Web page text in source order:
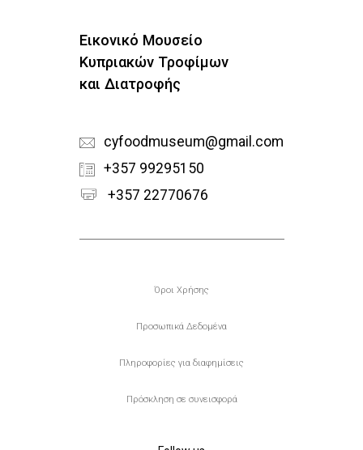
Εικονικό Μουσείο
Κυπριακών Τροφίμων
και Διατροφής
cyfoodmuseum@gmail.com
+357 99295150
+357 22770676
Υποσέλιδο
Όροι Χρήσης
Προσωπικά Δεδομένα
Πληροφορίες για διαφημίσεις
Πρόσκληση σε συνεισφορά